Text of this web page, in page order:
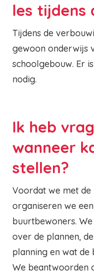
les tijdens
Tijdens de
gewoon onderwijs
schoolgebouw. Er
nodig.
Ik heb
wanneer
stellen?
Voordat we met
organiseren we
buurtbewoners.
over de plannen,
planning en wat
We beantwoorden